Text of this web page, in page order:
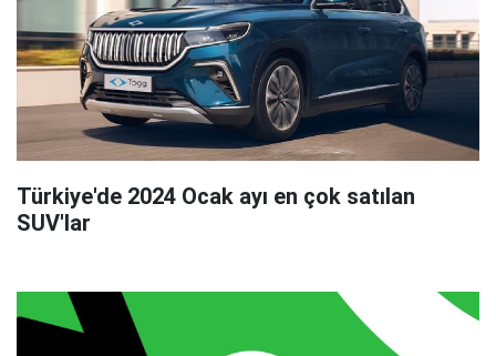
Türkiye'de 2024 Ocak ayı en çok satılan
SUV'lar